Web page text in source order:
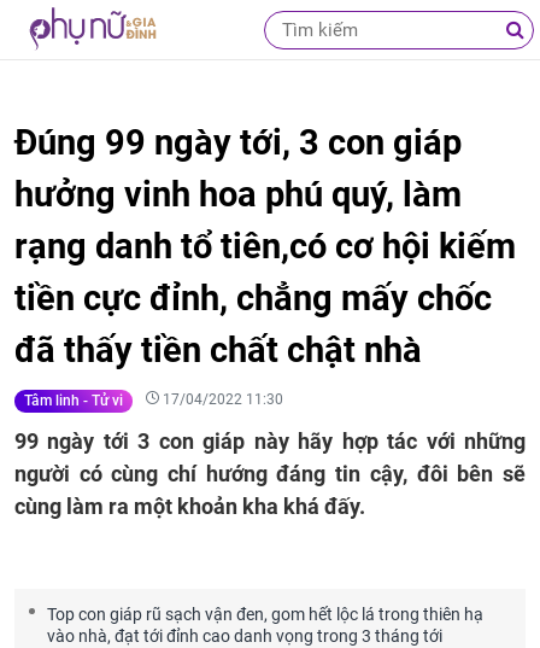
Đúng 99 ngày tới, 3 con giáp
hưởng vinh hoa phú quý, làm
rạng danh tổ tiên,có cơ hội kiếm
tiền cực đỉnh, chẳng mấy chốc
đã thấy tiền chất chật nhà
Tâm linh - Tử vi 17/04/2022 11:30
99 ngày tới 3 con giáp này hãy hợp tác với những
người có cùng chí hướng đáng tin cậy, đôi bên sẽ
cùng làm ra một khoản kha khá đấy.
Top con giáp rũ sạch vận đen, gom hết lộc lá trong thiên hạ
vào nhà, đạt tới đỉnh cao danh vọng trong 3 tháng tới